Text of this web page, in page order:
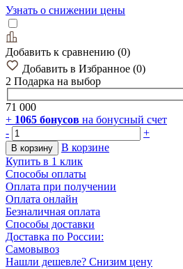
Узнать о снижении цены
Добавить к сравнению (0)
Добавить в Избранное (0)
2 Подарка на выбор
71 000
+ 1065 бонусов на бонусный счет
-
+
В корзину
В корзине
Купить в 1 клик
Способы оплаты
Оплата при получении
Оплата онлайн
Безналичная оплата
Способы доставки
Доставка по России:
Самовывоз
Нашли дешевле? Снизим цену